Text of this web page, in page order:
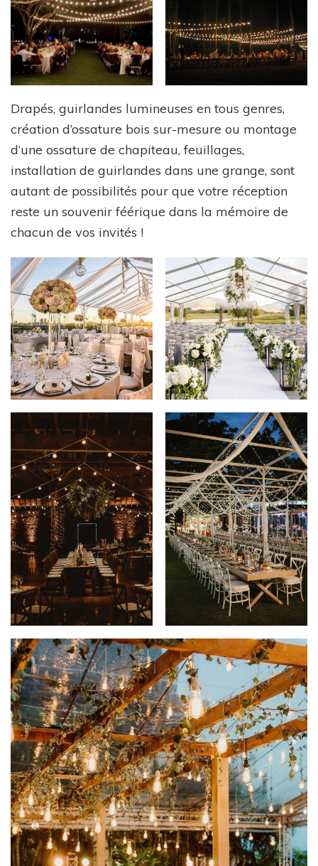
Drapés, guirlandes lumineuses en tous genres,
création d’ossature bois sur-mesure ou montage
d’une ossature de chapiteau, feuillages,
installation de guirlandes dans une grange, sont
autant de possibilités pour que votre réception
reste un souvenir féérique dans la mémoire de
chacun de vos invités !